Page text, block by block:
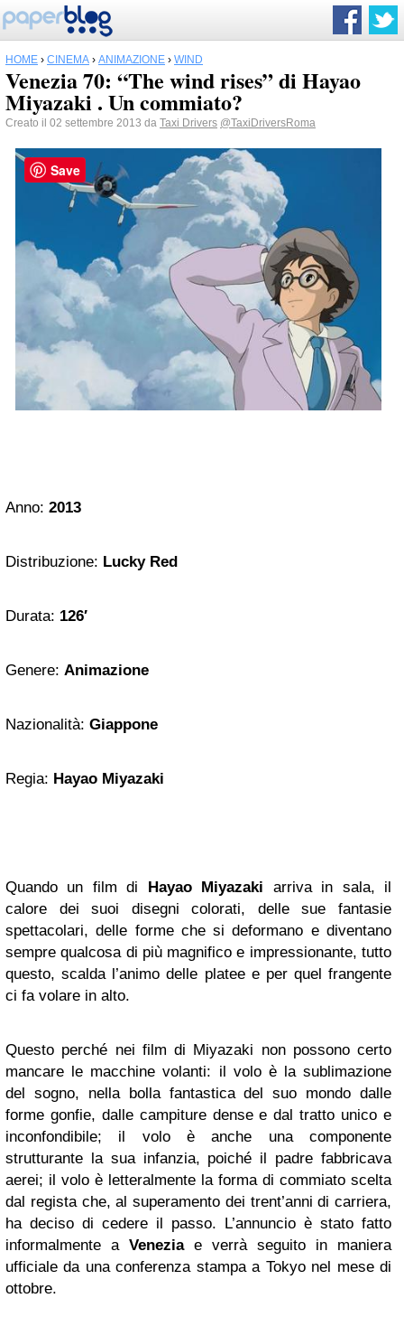
HOME › CINEMA › ANIMAZIONE › WIND
Venezia 70: “The wind rises” di Hayao
Miyazaki . Un commiato?
Creato il 02 settembre 2013 da Taxi Drivers @TaxiDriversRoma
Anno: 2013
Distribuzione: Lucky Red
Durata: 126′
Genere: Animazione
Nazionalità: Giappone
Regia: Hayao Miyazaki
Quando un film di Hayao Miyazaki
arriva in sala, il
calore dei suoi disegni colorati, delle sue fantasie
spettacolari, delle forme che si deformano e diventano
sempre qualcosa di più magnifico e impressionante, tutto
questo, scalda l’animo delle platee e per quel frangente
ci fa volare in alto.
Questo perché nei film di Miyazaki non possono certo
mancare le macchine volanti: il volo è la sublimazione
del sogno, nella bolla fantastica del suo mondo dalle
forme gonfie, dalle campiture dense e dal tratto unico e
inconfondibile; il volo è anche una componente
strutturante la sua infanzia, poiché il padre fabbricava
aerei; il volo è letteralmente la forma di commiato scelta
dal regista che, al superamento dei trent’anni di carriera,
ha deciso di cedere il passo. L’annuncio è stato fatto
informalmente a Veneziae verrà seguito in maniera
ufficiale da una conferenza stampa a Tokyo nel mese di
ottobre.
Save